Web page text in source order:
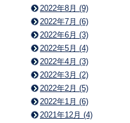
2022年8月 (9)
2022年7月 (6)
2022年6月 (3)
2022年5月 (4)
2022年4月 (3)
2022年3月 (2)
2022年2月 (5)
2022年1月 (6)
2021年12月 (4)